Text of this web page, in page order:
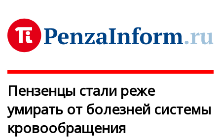
Пензенцы стали реже
умирать от болезней системы
кровообращения